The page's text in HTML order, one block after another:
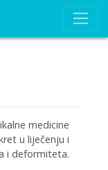
medicine
u liječenju i
i deformiteta.